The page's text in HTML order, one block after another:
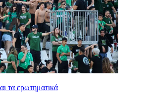
τα ερωτηματικά